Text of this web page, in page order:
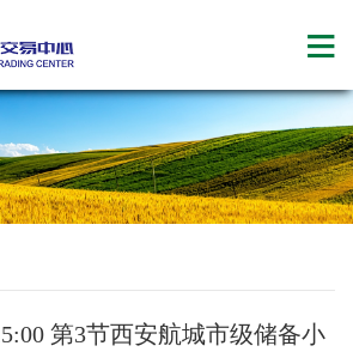
第3节西安航城市级储备小